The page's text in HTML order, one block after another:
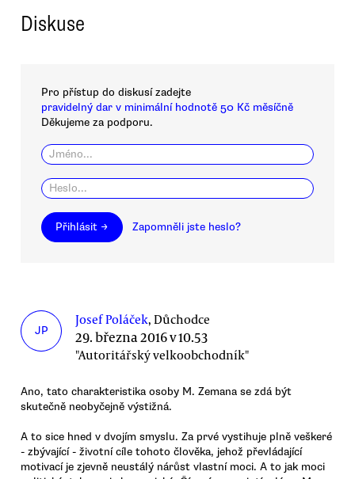
Diskuse
Pro přístup do diskusí zadejte
pravidelný dar v minimální hodnotě 50 Kč měsíčně
Děkujeme za podporu.
Přihlásit → Zapomněli jste heslo?
JP
Josef Poláček, Důchodce
29. března 2016 v 10.53
"Autoritářský velkoobchodník"
Ano, tato charakteristika osoby M. Zemana se zdá být
skutečně neobyčejně výstižná.
A to sice hned v dvojím smyslu. Za prvé vystihuje plně veškeré
- zbývající - životní cíle tohoto člověka, jehož převládající
motivací je zjevně neustálý nárůst vlastní moci. A to jak moci